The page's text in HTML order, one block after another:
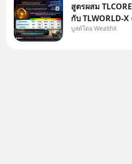
สูตรผสม
กับ TLWORLD-
คนใช้ WealthX ถ
บูสต์โดย WealthX